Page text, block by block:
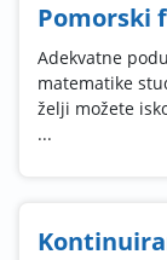
Pomorski
Adekvatne
matematike
želji možete
...